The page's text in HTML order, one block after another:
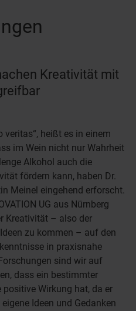
Kreativität mit
veritas“, heißt es in einem
im Wein nicht nur Wahrheit
Alkohol auch die
fördern kann, haben Dr.
Meinel eingehend erforscht.
UG aus Nürnberg
Kreativität – also der
zu kommen – auf den
in praxisnahe
sind wir auf
dass ein bestimmter
Wirkung hat, da er
Ideen und Gedanken